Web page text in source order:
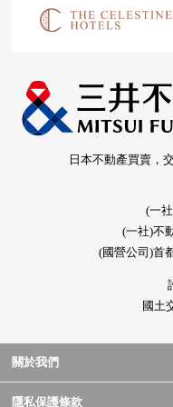
日本不動產買賣，
(一
(一社)不
(國營公司)首
國土
關於我們
隱私保護條款